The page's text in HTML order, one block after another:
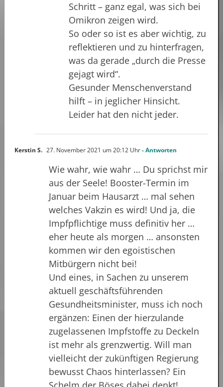
Schritt – ganz egal, was sich bei
Omikron zeigen wird.
So oder so ist es aber wichtig, zu
reflektieren und zu hinterfragen,
was da gerade „durch die Presse
gejagt wird“.
Gesunder Menschenverstand
hilft – in jeglicher Hinsicht.
Leider hat den nicht jeder.
Kerstin S. 27. November 2021 um 20:12 Uhr- Antworten
Wie wahr, wie wahr … Du sprichst mir
aus der Seele! Booster-Termin im
Januar beim Hausarzt … mal sehen
welches Vakzin es wird! Und ja, die
Impfpflichtige muss definitiv her …
eher heute als morgen … ansonsten
kommen wir den egoistischen
Mitbürgern nicht bei!
Und eines, in Sachen zu unserem
aktuell geschäftsführenden
Gesundheitsminister, muss ich noch
ergänzen: Einen der hierzulande
zugelassenen Impfstoffe zu Deckeln
ist mehr als grenzwertig. Will man
vielleicht der zukünftigen Regierung
bewusst Chaos hinterlassen? Ein